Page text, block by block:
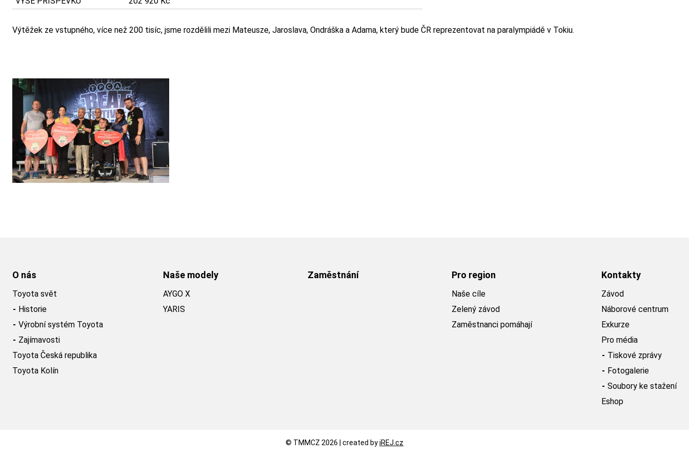
Výtěžek ze vstupného, více než 200 tisíc, jsme rozdělili mezi Mateusze, Jaroslava, Ondráška a Adama, který bude ČR reprezentovat na paralympiádě v Tokiu.
O nás
Toyota svět
Historie
Výrobní systém Toyota
Zajímavosti
Toyota Česká republika
Toyota Kolín
Naše modely
AYGO X
YARIS
Zaměstnání Pro region
Naše cíle
Zelený závod
Zaměstnanci pomáhají
Kontakty
Závod
Náborové centrum
Exkurze
Pro média
Tiskové zprávy
Fotogalerie
Soubory ke stažení
Eshop
© TMMCZ 2026 | created byiREJ.cz